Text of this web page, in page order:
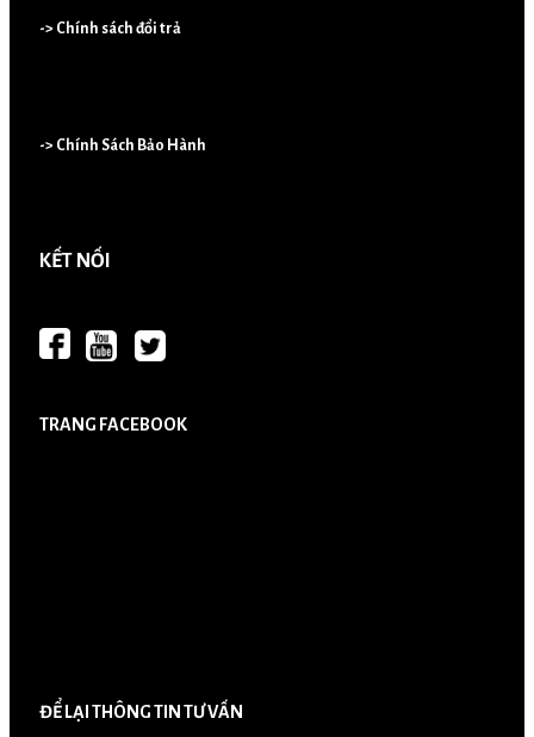
-> Chính sách đổi trả
-> Chính Sách Bảo Hành
KẾT NỐI
TRANG FACEBOOK
ĐỂ LẠI THÔNG TIN TƯ VẤN